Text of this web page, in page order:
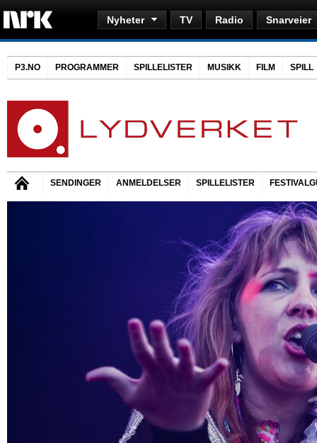
Nyheter TV Radio Snarveier
P3.NO PROGRAMMER SPILLELISTER MUSIKK FILM SPILL
SENDINGER ANMELDELSER SPILLELISTER